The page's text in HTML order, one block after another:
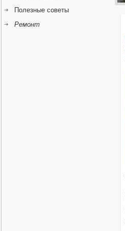
Полезные советы
Ремонт